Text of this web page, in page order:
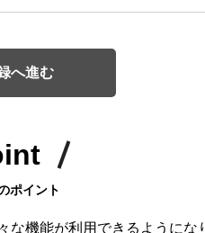
へ進む
ポイント
な機能が利用できるようにな